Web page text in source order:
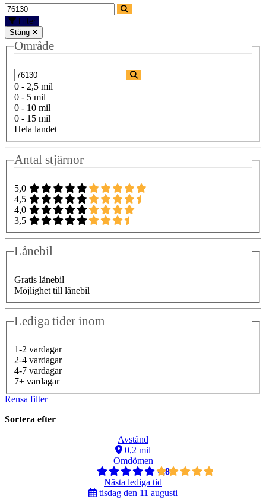
Filter
Stäng
Område
0 - 2,5 mil
0 - 5 mil
0 - 10 mil
0 - 15 mil
Hela landet
Antal stjärnor
5,0
4,5
4,0
3,5
Lånebil
Gratis lånebil
Möjlighet till lånebil
Lediga tider inom
1-2 vardagar
2-4 vardagar
4-7 vardagar
7+ vardagar
Rensa filter
Sortera efter
Avstånd
0,2 mil
Omdömen
4,8
Nästa lediga tid
tisdag den 11 augusti